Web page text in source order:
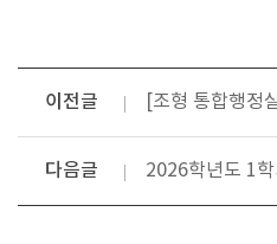
이전글 [조형 통합행정
다음글 2026학년도 1